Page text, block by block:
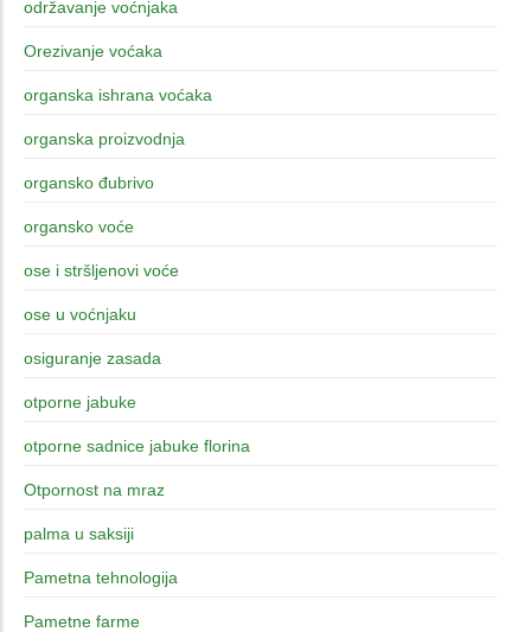
održavanje voćnjaka
Orezivanje voćaka
organska ishrana voćaka
organska proizvodnja
organsko đubrivo
organsko voće
ose i stršljenovi voće
ose u voćnjaku
osiguranje zasada
otporne jabuke
otporne sadnice jabuke florina
Otpornost na mraz
palma u saksiji
Pametna tehnologija
Pametne farme